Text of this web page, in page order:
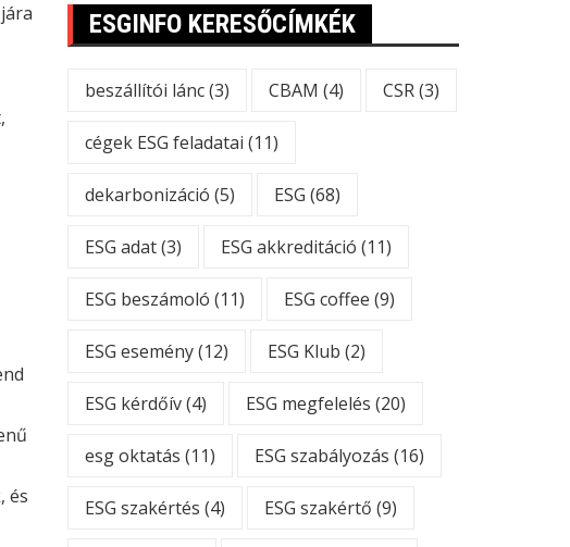
és
ESGINFO KERESŐCÍMKÉK
beszállítói lánc(3) CBAM (4) CSR(3)
cégek ESG feladatai (11)
dekarbonizáció (5) ESG (68)
ESG adat(3) ESG akkreditáció (11)
ESG beszámoló (11) ESG coffee (9)
ESG esemény(12) ESG Klub (2)
ESG kérdőív(4) ESG megfelelés (20)
esg oktatás (11) ESG szabályozás (16)
ESG szakértés (4) ESG szakértő (9)